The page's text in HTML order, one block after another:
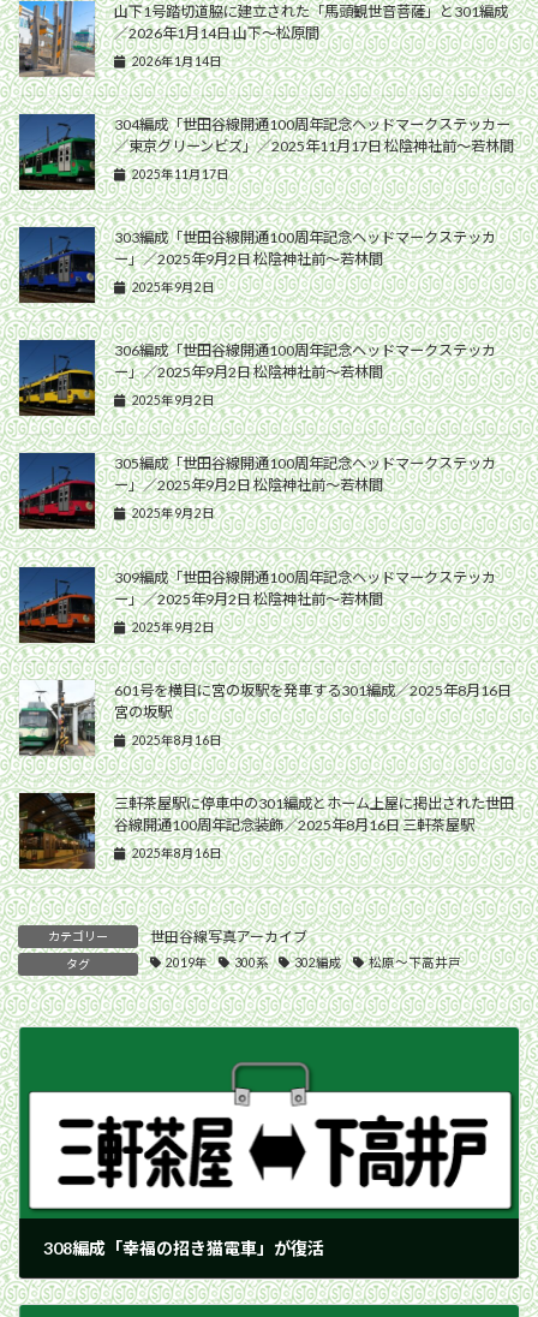
山下1号踏切道脇に建立された「馬頭観世音菩薩」と301編成
／2026年1月14日 山下〜松原間
2026年1月14日
304編成「世田谷線開通100周年記念ヘッドマークステッカー
／東京グリーンビズ」／2025年11月17日 松陰神社前〜若林間
2025年11月17日
303編成「世田谷線開通100周年記念ヘッドマークステッカ
ー」／2025年9月2日 松陰神社前〜若林間
2025年9月2日
306編成「世田谷線開通100周年記念ヘッドマークステッカ
ー」／2025年9月2日 松陰神社前〜若林間
2025年9月2日
305編成「世田谷線開通100周年記念ヘッドマークステッカ
ー」／2025年9月2日 松陰神社前〜若林間
2025年9月2日
309編成「世田谷線開通100周年記念ヘッドマークステッカ
ー」／2025年9月2日 松陰神社前〜若林間
2025年9月2日
601号を横目に宮の坂駅を発車する301編成／2025年8月16日
宮の坂駅
2025年8月16日
三軒茶屋駅に停車中の301編成とホーム上屋に掲出された世田
谷線開通100周年記念装飾／2025年8月16日 三軒茶屋駅
2025年8月16日
カテゴリー 世田谷線写真アーカイブ
タグ 2019年 300系 302編成 松原〜下高井戸
308編成「幸福の招き猫電車」が復活
2019年5月11日